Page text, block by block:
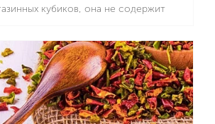
кубиков, она не содержит
— только натуральные
максимум пользы из костей и
в результате длительной варки.
Подробнее